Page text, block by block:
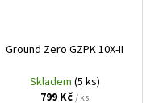
Ground Zero GZPK 10X-II
Skladem (5 ks)
799 Kč/ ks